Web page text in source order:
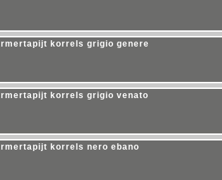
korrels grigio genere
korrels grigio venato
korrels nero ebano